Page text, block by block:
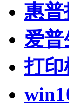
惠普
爱普
打